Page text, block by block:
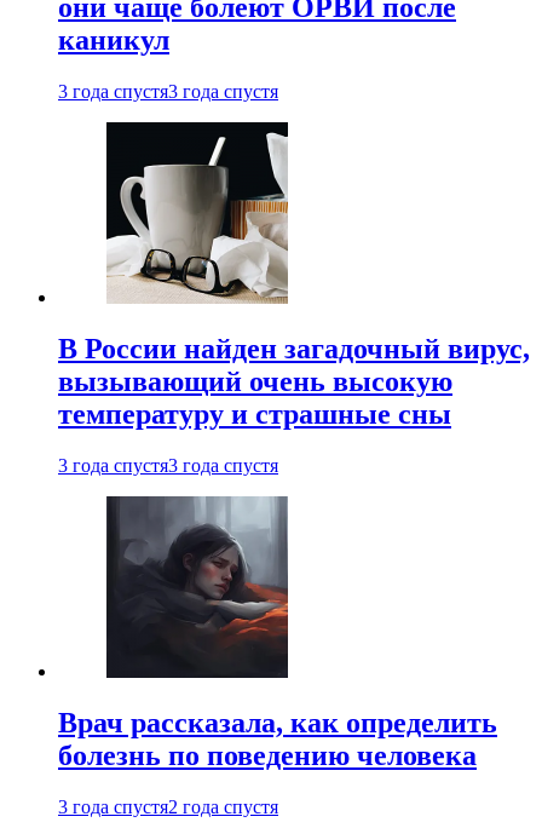
они чаще болеют ОРВИ после
каникул
3 года спустя3 года спустя
В России найден загадочный вирус,
вызывающий очень высокую
температуру и страшные сны
3 года спустя3 года спустя
Врач рассказала, как определить
болезнь по поведению человека
3 года спустя2 года спустя